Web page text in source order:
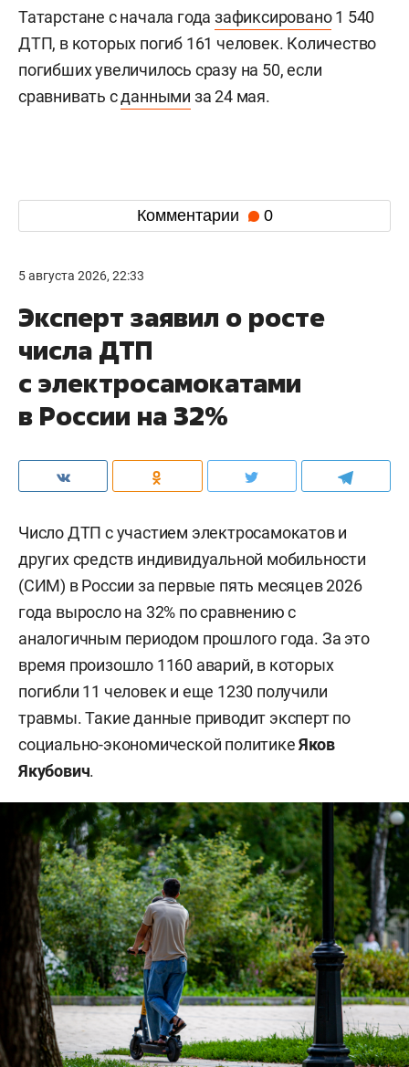
Татарстане с начала годазафиксировано1 540
ДТП, в которых погиб 161 человек. Количество
погибших увеличилось сразу на 50, если
сравнивать сданными за 24 мая.
Комментарии 0
5 августа 2026, 22:33
Эксперт заявил о росте
числа ДТП
с электросамокатами
в России на 32%
Число ДТП с участием электросамокатов и
других средств индивидуальной мобильности
(СИМ) в России за первые пять месяцев 2026
года выросло на 32% по сравнению с
аналогичным периодом прошлого года. За это
время произошло 1160 аварий, в которых
погибли 11 человек и еще 1230 получили
травмы. Такие данные приводит эксперт по
социально-экономической политикеЯков
Якубович.